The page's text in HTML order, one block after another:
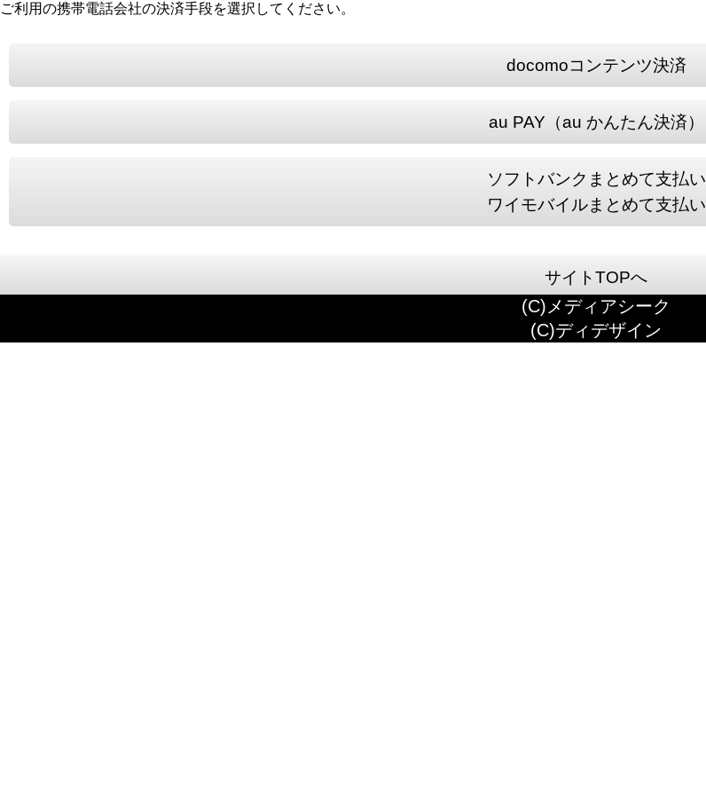
ご利用の携帯電話会社の決済手段を選択してください。
docomoコンテンツ決済
au PAY（au かんたん決済）
ソフトバンクまとめて支払い
ワイモバイルまとめて支払い
サイトTOPへ
(C)メディアシーク
(C)ディデザイン